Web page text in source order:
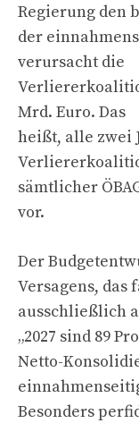
Regierung den
der
verursacht die
Mrd. Euro. Das
heißt, alle zwei
sämtlicher
vor.
Der
Versagens, das
ausschließlich
„2027 sind 89
Netto-
Besonders